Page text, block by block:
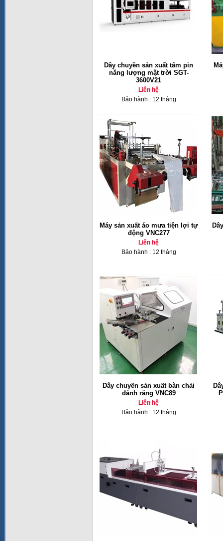
Dây chuyền sản xuất tấm pin
năng lượng mặt trời SGT-
3600V21
Liên hệ
Bảo hành : 12 tháng
Máy sản xuất áo mưa tiện lợi tự
động VNC277
Liên hệ
Bảo hành : 12 tháng
Dây chuyền sản xuất bàn chải
đánh răng VNC89
Liên hệ
Bảo hành : 12 tháng